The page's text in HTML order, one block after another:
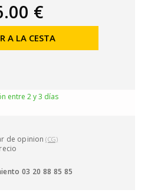
€
A LA CESTA
entre 2 y 3 días
de opinion(CG)
03 20 88 85 85